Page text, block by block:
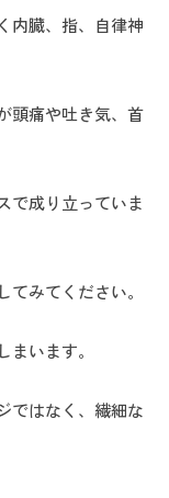
内臓、指、自律神
頭痛や吐き気、首
で成り立っていま
みてください。
います。
ではなく、繊細な